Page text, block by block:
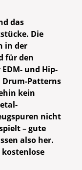
das
Die
in der
für den
und Hip-
Drum-Patterns
kein
nicht
– gute
also her.